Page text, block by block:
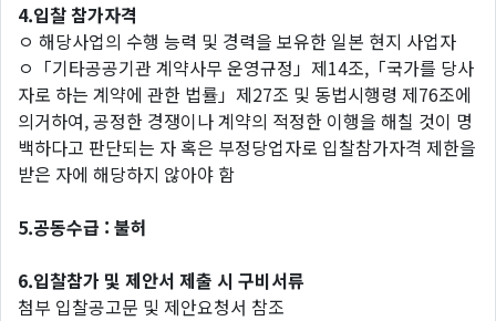
4.입찰 참가자격
ㅇ 해당사업의 수행 능력 및 경력을 보유한 일본 현지 사업자
ㅇ「기타공공기관 계약사무 운영규정」제14조,「국가를 당사
자로 하는 계약에 관한 법률」제27조 및 동법시행령 제76조에
의거하여, 공정한 경쟁이나 계약의 적정한 이행을 해칠 것이 명
백하다고 판단되는 자 혹은 부정당업자로 입찰참가자격 제한을
받은 자에 해당하지 않아야 함
5.공동수급 : 불허
6.입찰참가 및 제안서 제출 시 구비서류
첨부 입찰공고문 및 제안요청서 참조